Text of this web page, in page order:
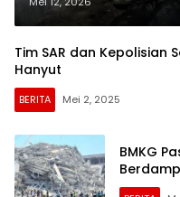
Tim SAR dan Kepolisian
Hanyut
BERITA Mei 2, 2025
BMKG